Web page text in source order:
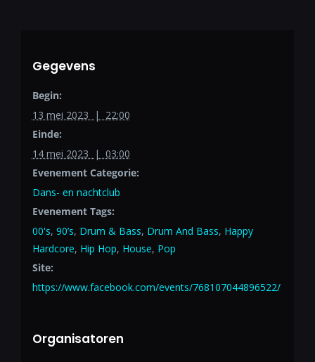
Gegevens
Begin:
13 mei 2023 | 22:00
Einde:
14 mei 2023 | 03:00
Evenement Categorie:
Dans- en nachtclub
Evenement Tags:
00's, 90’s, Drum & Bass, Drum And Bass, Happy
Hardcore, Hip Hop, House, Pop
Site:
https://www.facebook.com/events/768107044896522/
Organisatoren